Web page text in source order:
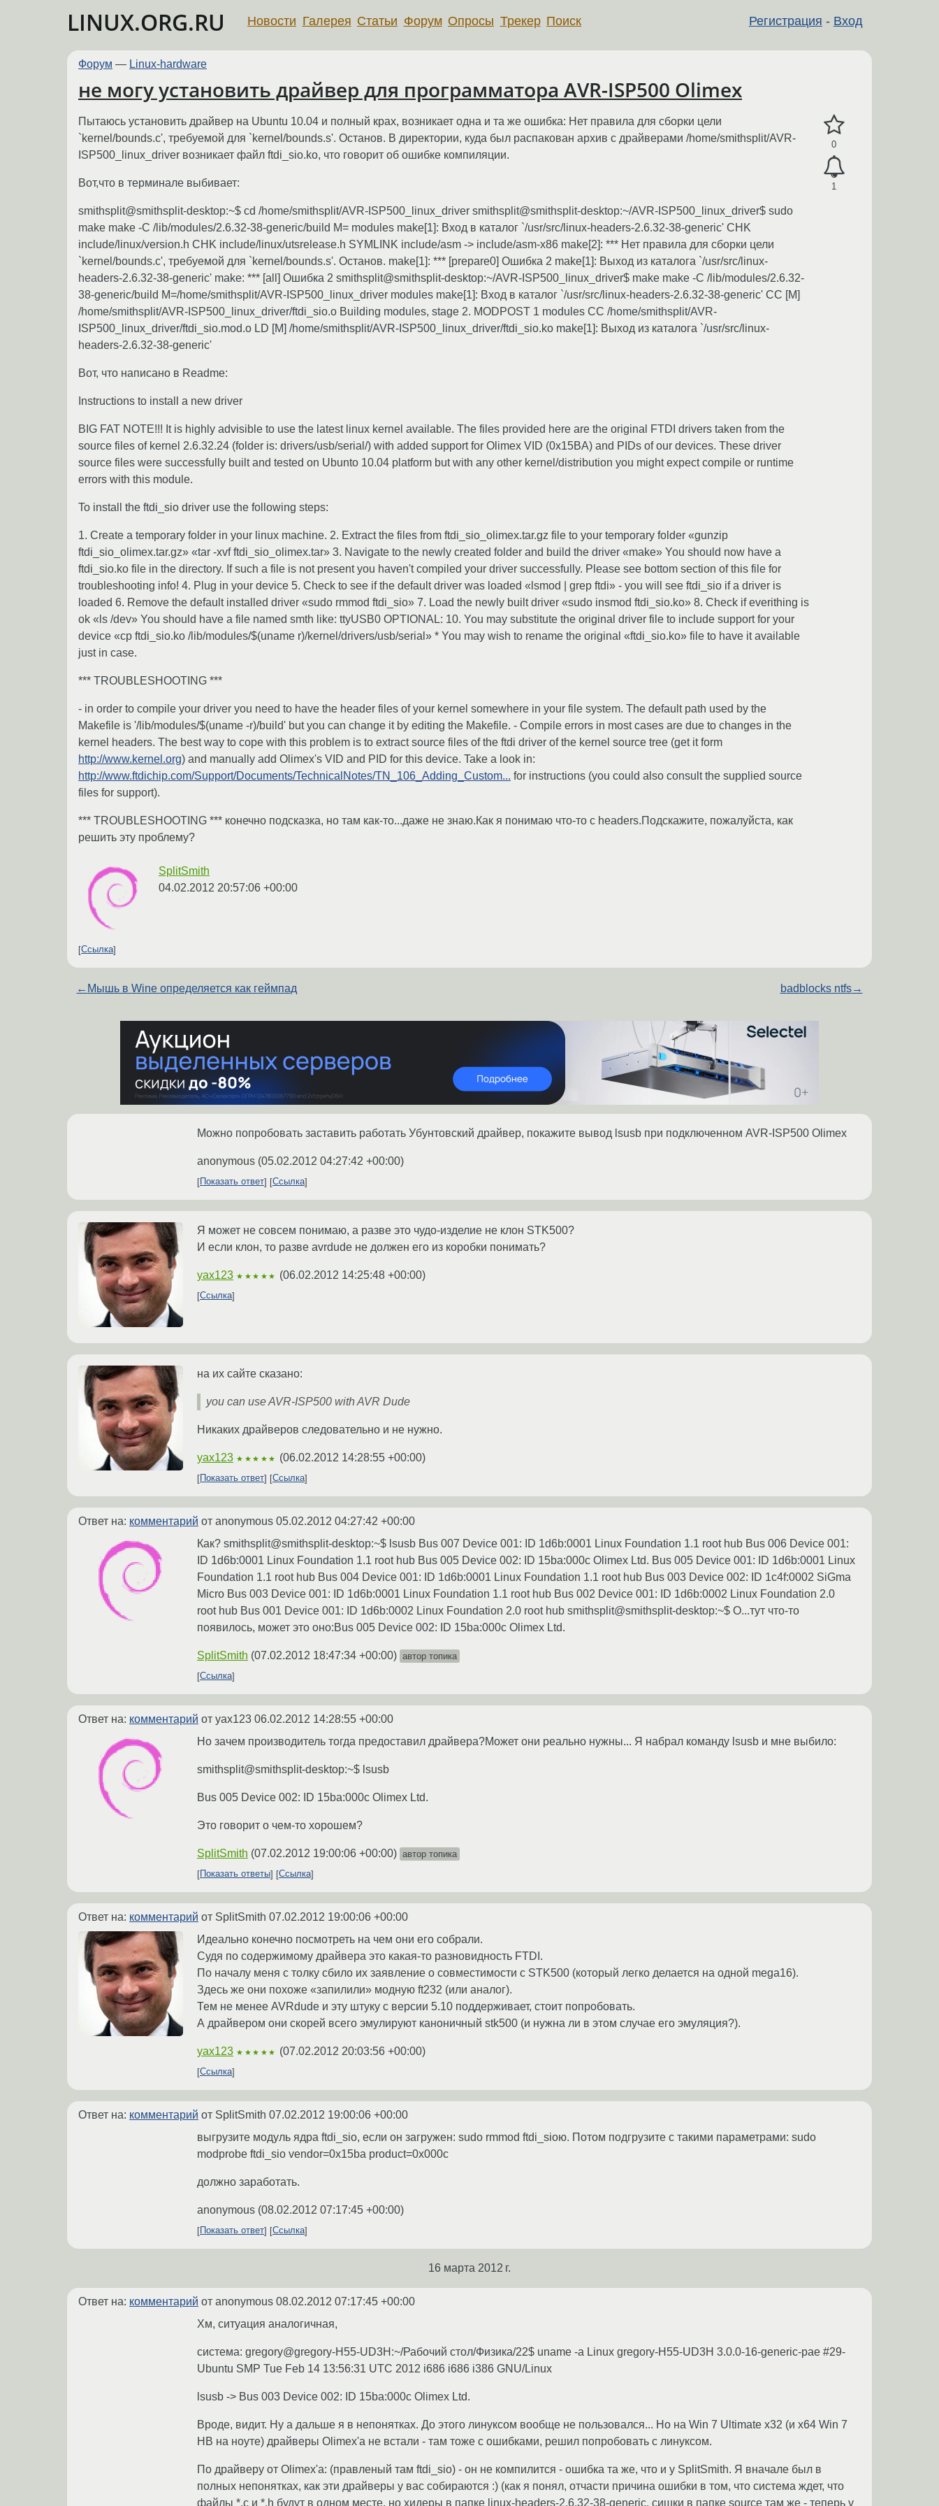
LINUX.ORG.RU Регистрация - Вход
Новости Галерея Статьи Форум Опросы Трекер Поиск
Форум — Linux-hardware
не могу установить драйвер для программатора AVR-ISP500 Olimex
0
1
Пытаюсь установить драйвер на Ubuntu 10.04 и полный крах, возникает одна и та же ошибка: Нет правила для сборки цели
`kernel/bounds.c', требуемой для `kernel/bounds.s'. Останов. В директории, куда был распакован архив с драйверами /home/smithsplit/AVR-
ISP500_linux_driver возникает файл ftdi_sio.ko, что говорит об ошибке компиляции.
Вот,что в терминале выбивает:
smithsplit@smithsplit-desktop:~$ cd /home/smithsplit/AVR-ISP500_linux_driver smithsplit@smithsplit-desktop:~/AVR-ISP500_linux_driver$ sudo
make make -C /lib/modules/2.6.32-38-generic/build M= modules make[1]: Вход в каталог `/usr/src/linux-headers-2.6.32-38-generic' CHK
include/linux/version.h CHK include/linux/utsrelease.h SYMLINK include/asm -> include/asm-x86 make[2]: *** Нет правила для сборки цели
`kernel/bounds.c', требуемой для `kernel/bounds.s'. Останов. make[1]: *** [prepare0] Ошибка 2 make[1]: Выход из каталога `/usr/src/linux-
headers-2.6.32-38-generic' make: *** [all] Ошибка 2 smithsplit@smithsplit-desktop:~/AVR-ISP500_linux_driver$ make make -C /lib/modules/2.6.32-
38-generic/build M=/home/smithsplit/AVR-ISP500_linux_driver modules make[1]: Вход в каталог `/usr/src/linux-headers-2.6.32-38-generic' CC [M]
/home/smithsplit/AVR-ISP500_linux_driver/ftdi_sio.o Building modules, stage 2. MODPOST 1 modules CC /home/smithsplit/AVR-
ISP500_linux_driver/ftdi_sio.mod.o LD [M] /home/smithsplit/AVR-ISP500_linux_driver/ftdi_sio.ko make[1]: Выход из каталога `/usr/src/linux-
headers-2.6.32-38-generic'
Вот, что написано в Readme:
Instructions to install a new driver
BIG FAT NOTE!!! It is highly advisible to use the latest linux kernel available. The files provided here are the original FTDI drivers taken from the
source files of kernel 2.6.32.24 (folder is: drivers/usb/serial/) with added support for Olimex VID (0x15BA) and PIDs of our devices. These driver
source files were successfully built and tested on Ubunto 10.04 platform but with any other kernel/distribution you might expect compile or runtime
errors with this module.
To install the ftdi_sio driver use the following steps:
1. Create a temporary folder in your linux machine. 2. Extract the files from ftdi_sio_olimex.tar.gz file to your temporary folder «gunzip
ftdi_sio_olimex.tar.gz» «tar -xvf ftdi_sio_olimex.tar» 3. Navigate to the newly created folder and build the driver «make» You should now have a
ftdi_sio.ko file in the directory. If such a file is not present you haven't compiled your driver successfully. Please see bottom section of this file for
troubleshooting info! 4. Plug in your device 5. Check to see if the default driver was loaded «lsmod | grep ftdi» - you will see ftdi_sio if a driver is
loaded 6. Remove the default installed driver «sudo rmmod ftdi_sio» 7. Load the newly built driver «sudo insmod ftdi_sio.ko» 8. Check if everithing is
ok «ls /dev» You should have a file named smth like: ttyUSB0 OPTIONAL: 10. You may substitute the original driver file to include support for your
device «cp ftdi_sio.ko /lib/modules/$(uname r)/kernel/drivers/usb/serial» * You may wish to rename the original «ftdi_sio.ko» file to have it available
just in case.
*** TROUBLESHOOTING ***
- in order to compile your driver you need to have the header files of your kernel somewhere in your file system. The default path used by the
Makefile is '/lib/modules/$(uname -r)/build' but you can change it by editing the Makefile. - Compile errors in most cases are due to changes in the
kernel headers. The best way to cope with this problem is to extract source files of the ftdi driver of the kernel source tree (get it form
http://www.kernel.org) and manually add Olimex's VID and PID for this device. Take a look in:
http://www.ftdichip.com/Support/Documents/TechnicalNotes/TN_106_Adding_Custom... for instructions (you could also consult the supplied source
files for support).
*** TROUBLESHOOTING *** конечно подсказка, но там как-то...даже не знаю.Как я понимаю что-то с headers.Подскажите, пожалуйста, как
решить эту проблему?
SplitSmith
04.02.2012 20:57:06 +00:00
Ссылка
← Мышь в Wine определяется как геймпад badblocks ntfs→
Можно попробовать заставить работать Убунтовский драйвер, покажите вывод lsusb при подключенном AVR-ISP500 Olimex
anonymous (05.02.2012 04:27:42 +00:00)
Показать ответ Ссылка
Я может не совсем понимаю, а разве это чудо-изделие не клон STK500?
И если клон, то разве avrdude не должен его из коробки понимать?
yax123 ★★★★★ (06.02.2012 14:25:48 +00:00)
Ссылка
на их сайте сказано:
you can use AVR-ISP500 with AVR Dude
Никаких драйверов следовательно и не нужно.
yax123 ★★★★★ (06.02.2012 14:28:55 +00:00)
Показать ответ Ссылка
Ответ на: комментарий от anonymous 05.02.2012 04:27:42 +00:00
Как? smithsplit@smithsplit-desktop:~$ lsusb Bus 007 Device 001: ID 1d6b:0001 Linux Foundation 1.1 root hub Bus 006 Device 001:
ID 1d6b:0001 Linux Foundation 1.1 root hub Bus 005 Device 002: ID 15ba:000c Olimex Ltd. Bus 005 Device 001: ID 1d6b:0001 Linux
Foundation 1.1 root hub Bus 004 Device 001: ID 1d6b:0001 Linux Foundation 1.1 root hub Bus 003 Device 002: ID 1c4f:0002 SiGma
Micro Bus 003 Device 001: ID 1d6b:0001 Linux Foundation 1.1 root hub Bus 002 Device 001: ID 1d6b:0002 Linux Foundation 2.0
root hub Bus 001 Device 001: ID 1d6b:0002 Linux Foundation 2.0 root hub smithsplit@smithsplit-desktop:~$ О...тут что-то
появилось, может это оно:Bus 005 Device 002: ID 15ba:000c Olimex Ltd.
SplitSmith (07.02.2012 18:47:34 +00:00) автор топика
Ссылка
Ответ на: комментарий от yax123 06.02.2012 14:28:55 +00:00
Но зачем производитель тогда предоставил драйвера?Может они реально нужны... Я набрал команду lsusb и мне выбило:
smithsplit@smithsplit-desktop:~$ lsusb
Bus 005 Device 002: ID 15ba:000c Olimex Ltd.
Это говорит о чем-то хорошем?
SplitSmith (07.02.2012 19:00:06 +00:00) автор топика
Показать ответы
Ссылка
Ответ на: комментарий от SplitSmith 07.02.2012 19:00:06 +00:00
Идеально конечно посмотреть на чем они его собрали.
Судя по содержимому драйвера это какая-то разновидность FTDI.
По началу меня с толку сбило их заявление о совместимости с STK500 (который легко делается на одной mega16).
Здесь же они похоже «запилили» модную ft232 (или аналог).
Тем не менее AVRdude и эту штуку с версии 5.10 поддерживает, стоит попробовать.
А драйвером они скорей всего эмулируют каноничный stk500 (и нужна ли в этом случае его эмуляция?).
yax123 ★★★★★ (07.02.2012 20:03:56 +00:00)
Ссылка
Ответ на: комментарий от SplitSmith 07.02.2012 19:00:06 +00:00
выгрузите модуль ядра ftdi_sio, если он загружен: sudo rmmod ftdi_sioю. Потом подгрузите с такими параметрами: sudo
modprobe ftdi_sio vendor=0x15ba product=0x000c
должно заработать.
anonymous (08.02.2012 07:17:45 +00:00)
Показать ответ Ссылка
16 марта 2012 г.
Ответ на: комментарий от anonymous 08.02.2012 07:17:45 +00:00
Хм, ситуация аналогичная,
система: gregory@gregory-H55-UD3H:~/Рабочий стол/Физика/22$ uname -a Linux gregory-H55-UD3H 3.0.0-16-generic-pae #29-
Ubuntu SMP Tue Feb 14 13:56:31 UTC 2012 i686 i686 i386 GNU/Linux
lsusb -> Bus 003 Device 002: ID 15ba:000c Olimex Ltd.
Вроде, видит. Ну а дальше я в непонятках. До этого линуксом вообще не пользовался... Но на Win 7 Ultimate x32 (и x64 Win 7
HB на ноуте) драйверы Olimex'а не встали - там тоже с ошибками, решил попробовать с линуксом.
По драйверу от Olimex'а: (правленый там ftdi_sio) - он не компилится - ошибка та же, что и у SplitSmith. Я вначале был в
полных непонятках, как эти драйверы у вас собираются :) (как я понял, отчасти причина ошибки в том, что система ждет, что
файлы *.c и *.h будут в одном месте, но хидеры в папке linux-headers-2.6.32-38-generic, сишки в папке source там же - теперь у